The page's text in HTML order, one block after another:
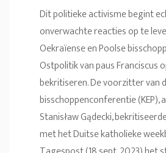
Dit politieke activisme begint
onverwachte reacties op te
Oekraïense en Poolse
Ostpolitik van paus Franciscus
bekritiseren. De voorzitter van
bisschoppenconferentie (KEP),
Stanisław Gądecki,
met het Duitse katholieke